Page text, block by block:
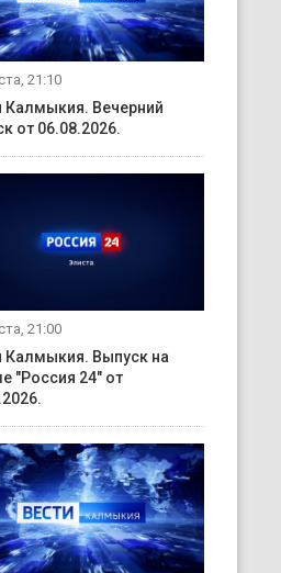
21:10
Калмыкия. Вечерний
от 06.08.2026.
21:00
Калмыкия. Выпуск на
"Россия 24" от